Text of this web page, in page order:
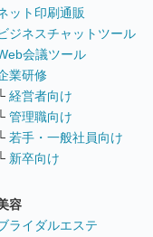
ット印刷通販
ジネスチャットツール
会議ツール
業研修
└ 経営者向け
└ 管理職向け
└ 若手・一般社員向け
└ 新卒向け
容
ライダルエステ